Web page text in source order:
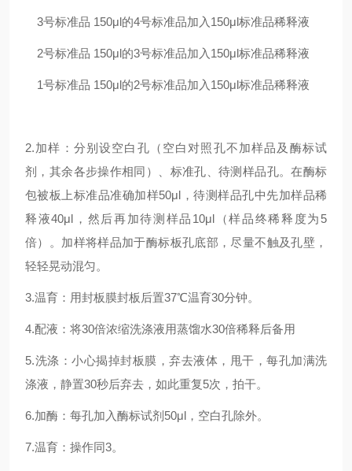
3号标准品 150μl的4号标准品加入150μl标准品稀释液
2号标准品 150μl的3号标准品加入150μl标准品稀释液
1号标准品 150μl的2号标准品加入150μl标准品稀释液
2.加样：分别设空白孔（空白对照孔不加样品及酶标试
剂，其余各步操作相同）、标准孔、待测样品孔。在酶标
包被板上标准品准确加样50μl，待测样品孔中先加样品稀
释液40μl，然后再加待测样品10μl（样品终稀释度为5
倍）。加样将样品加于酶标板孔底部，尽量不触及孔壁，
轻轻晃动混匀。
3.温育：用封板膜封板后置37℃温育30分钟。
4.配液：将30倍浓缩洗涤液用蒸馏水30倍稀释后备用
5.洗涤：小心揭掉封板膜，弃去液体，甩干，每孔加满洗
涤液，静置30秒后弃去，如此重复5次，拍干。
6.加酶：每孔加入酶标试剂50μl，空白孔除外。
7.温育：操作同3。